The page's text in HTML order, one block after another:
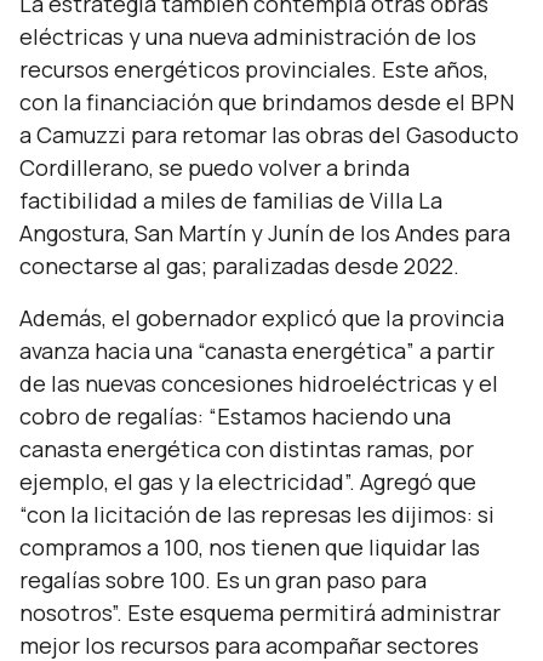
eléctricas y una nueva administración de los
recursos energéticos provinciales. Este años,
con la financiación que brindamos desde el BPN
a Camuzzi para retomar las obras del Gasoducto
Cordillerano, se puedo volver a brinda
factibilidad a miles de familias de Villa La
Angostura, San Martín y Junín de los Andes para
conectarse al gas; paralizadas desde 2022.
Además, el gobernador explicó que la provincia
avanza hacia una “canasta energética” a partir
de las nuevas concesiones hidroeléctricas y el
cobro de regalías: “Estamos haciendo una
canasta energética con distintas ramas, por
ejemplo, el gas y la electricidad”. Agregó que
“con la licitación de las represas les dijimos: si
compramos a 100, nos tienen que liquidar las
regalías sobre 100. Es un gran paso para
nosotros”. Este esquema permitirá administrar
mejor los recursos para acompañar sectores